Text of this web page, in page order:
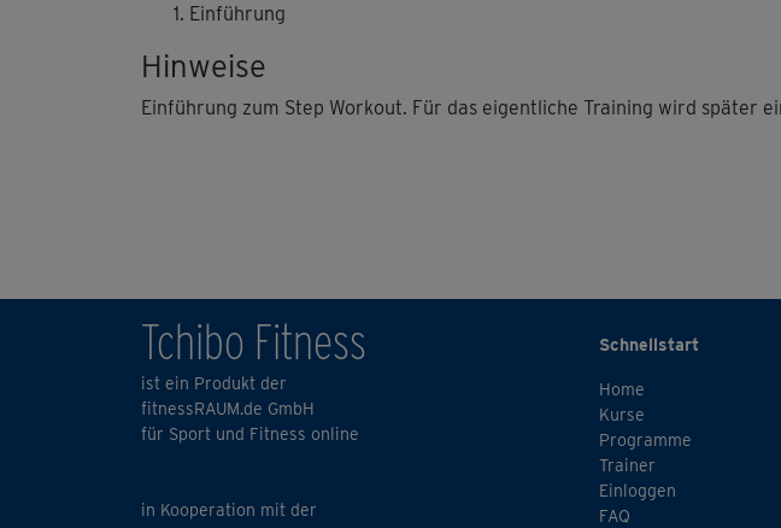
Einführung
Hinweise
Einführung zum Step Workout. Für das eigentliche Training wird später
Tchibo Fitness
ist ein Produkt der
fitnessRAUM.de GmbH
für Sport und Fitness online
in Kooperation mit der
Schnellstart
Home
Kurse
Programme
Trainer
Einloggen
FAQ